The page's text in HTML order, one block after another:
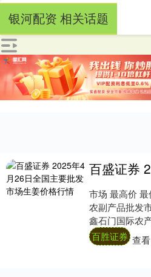
银河配资 相关话题
市场 最高价
农副产品批发
鑫石门国际农
京分公司 10.6....
百胜证券 查